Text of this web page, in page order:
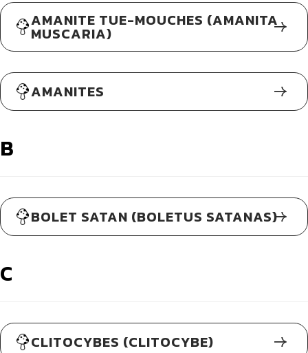
AMANITE TUE-MOUCHES (AMANITA
MUSCARIA)
AMANITES
B
BOLET SATAN (BOLETUS SATANAS)
C
CLITOCYBES (CLITOCYBE)